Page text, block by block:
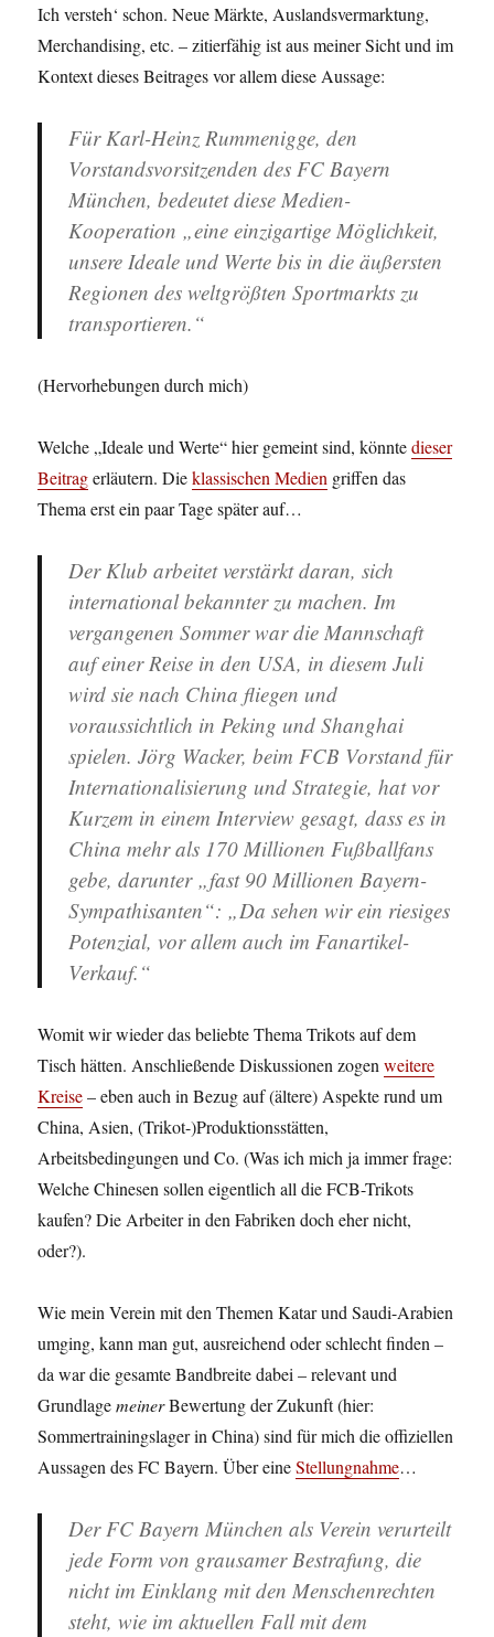
Ich versteh‘ schon. Neue Märkte, Auslandsvermarktung,
Merchandising, etc. – zitierfähig ist aus meiner Sicht und im
Kontext dieses Beitrages vor allem diese Aussage:
Für Karl-Heinz Rummenigge, den
Vorstandsvorsitzenden des FC Bayern
München, bedeutet diese Medien-
Kooperation „eine einzigartige Möglichkeit,
unsere Ideale und Werte bis in die äußersten
Regionen des weltgrößten Sportmarkts zu
transportieren.“
(Hervorhebungen durch mich)
Welche „Ideale und Werte“ hier gemeint sind, könntedieser
Beitragerläutern. Dieklassischen Medien griffen das
Thema erst ein paar Tage später auf…
Der Klub arbeitet verstärkt daran, sich
international bekannter zu machen. Im
vergangenen Sommer war die Mannschaft
auf einer Reise in den USA, in diesem Juli
wird sie nach China fliegen und
voraussichtlich in Peking und Shanghai
spielen. Jörg Wacker, beim FCB Vorstand für
Internationalisierung und Strategie, hat vor
Kurzem in einem Interview gesagt, dass es in
China mehr als 170 Millionen Fußballfans
gebe, darunter „fast 90 Millionen Bayern-
Sympathisanten“: „Da sehen wir ein riesiges
Potenzial, vor allem auch im Fanartikel-
Verkauf.“
Womit wir wieder das beliebte Thema Trikots auf dem
Tisch hätten. Anschließende Diskussionen zogenweitere
Kreise– eben auch in Bezug auf (ältere) Aspekte rund um
China, Asien, (Trikot-)Produktionsstätten,
Arbeitsbedingungen und Co. (Was ich mich ja immer frage:
Welche Chinesen sollen eigentlich all die FCB-Trikots
kaufen? Die Arbeiter in den Fabriken doch eher nicht,
oder?).
Wie mein Verein mit den Themen Katar und Saudi-Arabien
umging, kann man gut, ausreichend oder schlecht finden –
da war die gesamte Bandbreite dabei – relevant und
GrundlagemeinerBewertung der Zukunft (hier:
Sommertrainingslager in China) sind für mich die offiziellen
Aussagen des FC Bayern. Über eineStellungnahme…
DerFC Bayern München als Vereinverurteilt
jede Form von grausamer Bestrafung, die
nicht im Einklang mit den Menschenrechten
steht, wie im aktuellen Fall mit dem